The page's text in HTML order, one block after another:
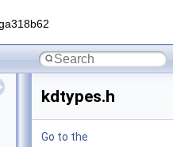
kdtypes.h
Go to the